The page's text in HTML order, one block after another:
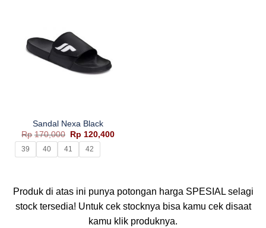
Sandal Nexa Black
Rp 170,000
Harga
aslinya
adalah:
Rp170,000.
Rp 120,400Harga
39 40 41 42
Produk di atas ini punya potongan harga SPESIAL selagi
stock tersedia! Untuk cek stocknya bisa kamu cek disaat
kamu klik produknya.